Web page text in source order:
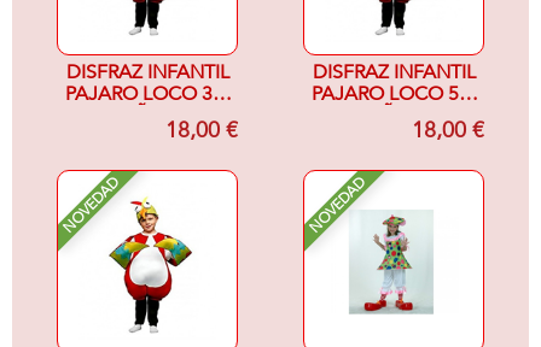
DISFRAZ INFANTIL
PAJARO LOCO 3-4
AÑOS18,00 €
DISFRAZ INFANTIL
PAJARO LOCO 5-6
AÑOS18,00 €
NOVEDAD NOVEDAD